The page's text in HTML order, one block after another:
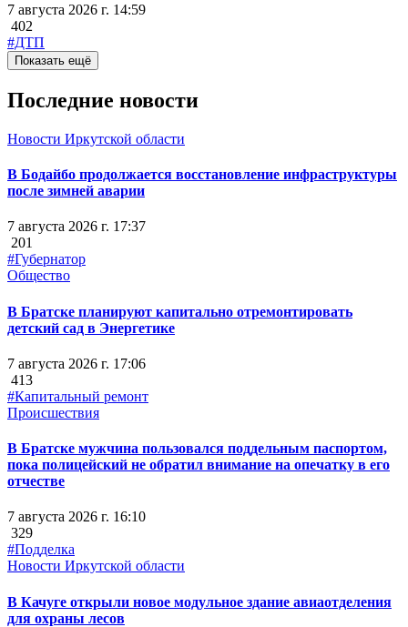
7 августа 2026 г. 14:59
402
#ДТП
Показать ещё
Последние новости
Новости Иркутской области
В Бодайбо продолжается восстановление инфраструктуры
после зимней аварии
7 августа 2026 г. 17:37
201
#Губернатор
Общество
В Братске планируют капитально отремонтировать
детский сад в Энергетике
7 августа 2026 г. 17:06
413
#Капитальный ремонт
Происшествия
В Братске мужчина пользовался поддельным паспортом,
пока полицейский не обратил внимание на опечатку в его
отчестве
7 августа 2026 г. 16:10
329
#Подделка
Новости Иркутской области
В Качуге открыли новое модульное здание авиаотделения
для охраны лесов